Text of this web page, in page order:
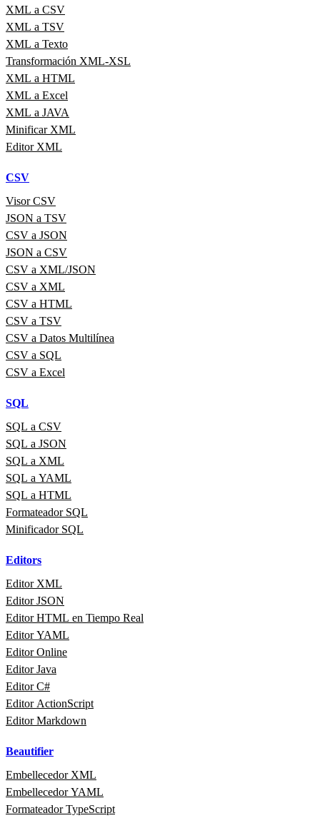
XML a CSV
XML a TSV
XML a Texto
Transformación XML-XSL
XML a HTML
XML a Excel
XML a JAVA
Minificar XML
Editor XML
CSV
Visor CSV
JSON a TSV
CSV a JSON
JSON a CSV
CSV a XML/JSON
CSV a XML
CSV a HTML
CSV a TSV
CSV a Datos Multilínea
CSV a SQL
CSV a Excel
SQL
SQL a CSV
SQL a JSON
SQL a XML
SQL a YAML
SQL a HTML
Formateador SQL
Minificador SQL
Editors
Editor XML
Editor JSON
Editor HTML en Tiempo Real
Editor YAML
Editor Online
Editor Java
Editor C#
Editor ActionScript
Editor Markdown
Beautifier
Embellecedor XML
Embellecedor YAML
Formateador TypeScript